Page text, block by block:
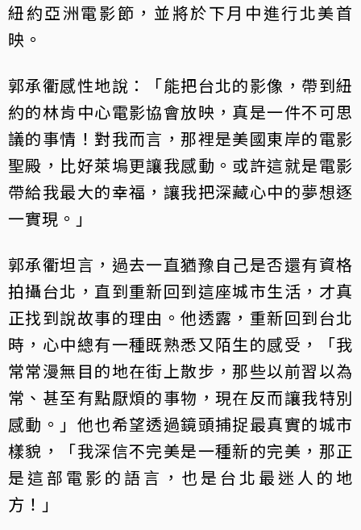
紐約亞洲電影節，並將於下月中進行北美首
映。
郭承衢感性地說：「能把台北的影像，帶到紐
約的林肯中心電影協會放映，真是一件不可思
議的事情！對我而言，那裡是美國東岸的電影
聖殿，比好萊塢更讓我感動。或許這就是電影
帶給我最大的幸福，讓我把深藏心中的夢想逐
一實現。」
郭承衢坦言，過去一直猶豫自己是否還有資格
拍攝台北，直到重新回到這座城市生活，才真
正找到說故事的理由。他透露，重新回到台北
時，心中總有一種既熟悉又陌生的感受，「我
常常漫無目的地在街上散步，那些以前習以為
常、甚至有點厭煩的事物，現在反而讓我特別
感動。」他也希望透過鏡頭捕捉最真實的城市
樣貌，「我深信不完美是一種新的完美，那正
是這部電影的語言，也是台北最迷人的地
方！」